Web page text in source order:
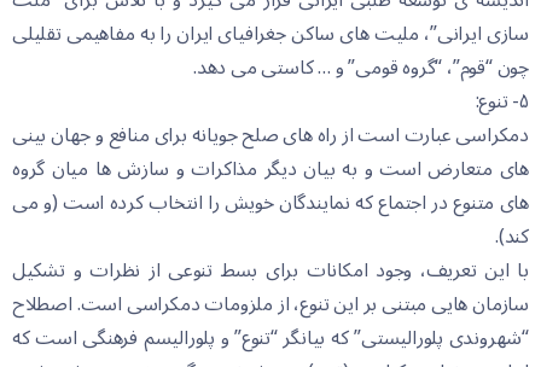
سازی ایرانی”، ملیت های ساکن جغرافیای ایران را به مفاهیمی تقلیلی
چون “قوم”، “گروه قومی” و … کاستی می دهد.
۵- تنوع:
دمکراسی عبارت است از راه های صلح جویانه برای منافع و جهان بینی
های متعارض است و به بیان دیگر مذاکرات و سازش ها میان گروه
های متنوع در اجتماع که نمایندگان خویش را انتخاب کرده است (و می
کند).
با این تعریف، وجود امکانات برای بسط تنوعی از نظرات و تشکیل
سازمان هایی مبتنی بر این تنوع، از ملزومات دمکراسی است. اصطلاح
“شهروندی پلورالیستی” که بیانگر “تنوع” و پلورالیسم فرهنگی است که